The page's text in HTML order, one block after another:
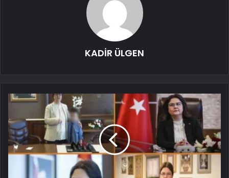
KADİR ÜLGEN